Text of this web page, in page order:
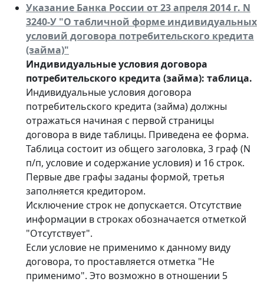
Указание Банка России от 23 апреля 2014 г. N
3240-У "О табличной форме индивидуальных
условий договора потребительского кредита
(займа)"
Индивидуальные условия договора
потребительского кредита (займа): таблица.
Индивидуальные условия договора
потребительского кредита (займа) должны
отражаться начиная с первой страницы
договора в виде таблицы. Приведена ее форма.
Таблица состоит из общего заголовка, 3 граф (N
п/п, условие и содержание условия) и 16 строк.
Первые две графы заданы формой, третья
заполняется кредитором.
Исключение строк не допускается. Отсутствие
информации в строках обозначается отметкой
"Отсутствует".
Если условие не применимо к данному виду
договора, то проставляется отметка "Не
применимо". Это возможно в отношении 5